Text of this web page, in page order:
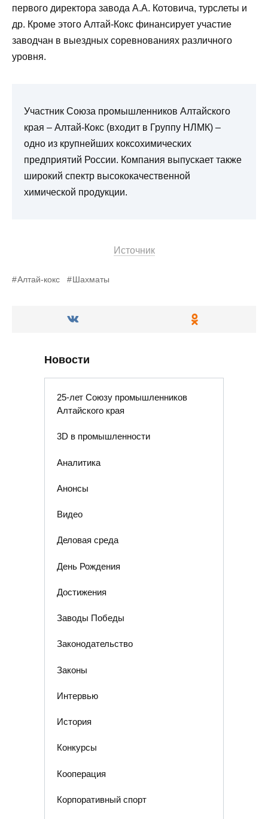
первого директора завода А.А. Котовича, турслеты и
др. Кроме этого Алтай-Кокс финансирует участие
заводчан в выездных соревнованиях различного
уровня.
Участник Союза промышленников Алтайского
края – Алтай-Кокс (входит в Группу НЛМК) –
одно из крупнейших коксохимических
предприятий России. Компания выпускает также
широкий спектр высококачественной
химической продукции.
Источник
Алтай-кокс Шахматы
Новости
25-лет Союзу промышленников
Алтайского края
3D в промышленности
Аналитика
Анонсы
Видео
Деловая среда
День Рождения
Достижения
Заводы Победы
Законодательство
Законы
Интервью
История
Конкурсы
Кооперация
Корпоративный спорт